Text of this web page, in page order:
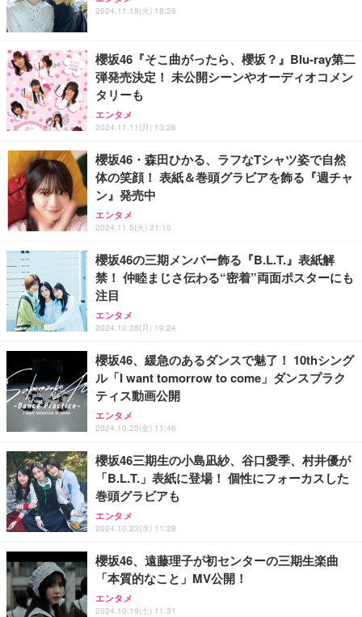
レビ録画/デスクトップ/ラップトップ適用 (1)容量:50
【Amazon.co.jp限定】【2年保証】外付けHDD 3.5
インチ 外付けハードディスク 静音 PC/Win/Mac/テ
レビ録画/デスクトップ/ラップトップ適用 (3)容量:2T
B)
￥12,999
2024.11.19(火) 18:28
櫻坂46『そこ曲がったら、櫻坂？』Blu-ray第二
弾発売決定！ 未公開シーンやオーディオコメン
タリーも
エンタメ
2024.11.11(月) 13:26
櫻坂46・森田ひかる、ラフなTシャツ姿で自然
体の笑顔！ 表紙＆巻頭グラビアを飾る『週チャ
ン』発売中
エンタメ
2024.11.5(火) 21:10
櫻坂46の三期メンバー飾る『B.L.T.』表紙解
禁！ 仲睦まじさ伝わる“密着”両面ポスターにも
注目
エンタメ
2024.10.28(月) 19:24
櫻坂46、緩急のあるダンスで魅了！ 10thシング
ル「I want tomorrow to come」ダンスプラク
ティス動画公開
エンタメ
2024.10.25(金) 11:46
櫻坂46三期生の小島凪紗、谷口愛季、村井優が
「B.L.T.」表紙に登場！ 個性にフォーカスした
巻頭グラビアも
エンタメ
2024.10.23(水) 11:28
櫻坂46、遠藤理子が初センターの三期生楽曲
「本質的なこと」MV公開！
エンタメ
2024.10.19(土) 11:31